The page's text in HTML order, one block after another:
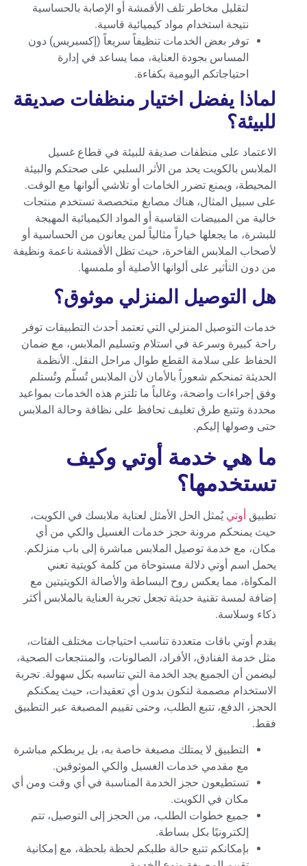
لتقليل مخاطر تلف الأقمشة أو الإصابة بالحساسية
نتيجة استخدام مواد كيميائية قاسية.
توفر بعض الخدمات تنظيفاً سريعاً (إكسبريس) دون
المساس بجودة العناية، مما يساعد في إدارة
احتياجاتكم اليومية بكفاءة.
لماذا يفضل اختيار منظفات صديقة
للبيئة؟
الاعتماد على منظفات صديقة للبيئة في قطاع غسيل
الملابس بالكويت يحد من الأثر السلبي على صحتكم والبيئة
المحيطة، ويمنع تضرر الخامات أو تلاشي ألوانها مع الوقت.
على سبيل المثال، هناك مصابغ متخصصة تستخدم منتجات
خالية من المبيضات القاسية أو المواد الكيميائية المهيجة
للبشرة، ما يجعلها خياراً مثالياً لمن يعانون من الحساسية أو
لأصحاب الملابس الفاخرة، حيث تظل الأقمشة ناعمة ونظيفة
من دون التأثير على ألوانها الأصلية أو ملمسها.
هل التوصيل المنزلي موثوق؟
خدمات التوصيل المنزلي التي تعتمد أحدث التطبيقات توفر
راحة كبيرة وسرعة في استلام وتسليم الملابس، مع ضمان
الحفاظ على سلامة القطع طوال مراحل النقل. الأنظمة
الحديثة تمنحكم شعوراً بالأمان لأن الملابس تُسلّم وتُستلم
وفق إجراءات واضحة، وغالباً ما تلتزم هذه الخدمات بمواعيد
محددة وتتبع طرق تغليف تحافظ على نظافة وحالة الملابس
حتى وصولها إليكم.
ما هي خدمة أوتي وكيف
تستخدمها؟
تطبيق أوتي يُمثل الحل الأمثل لعناية ملابسك في الكويت،
حيث يمنحكم مرونة حجز خدمات الغسيل والكي من أي
مكان، مع خدمة توصيل الملابس مباشرة إلى باب منزلكم.
يحمل اسم أوتي دلالة مستوحاة من كلمة كويتية تعني
المكواة، مما يعكس روح البساطة والأصالة الكويتيتين مع
إضافة لمسة تقنية حديثة تجعل تجربة العناية بالملابس أكثر
ذكاء وسلاسة.
يقدم أوتي باقات متعددة تناسب احتياجات مختلف الفئات،
مثل خدمة الفنادق، الأفراد، الصالونات، والمنتجعات الصحية،
ليضمن أن الجميع يجد الخدمة التي تناسبه بكل سهولة. تجربة
الاستخدام مصممة لتكون بدون أي تعقيدات، حيث يمكنكم
الحجز، الدفع، تتبع الطلب، وحتى تقييم المصبغة عبر التطبيق
فقط.
التطبيق لا يمتلك مصبغة خاصة به، بل يربطكم مباشرة
مع مقدمي خدمات الغسيل والكي الموثوقين.
تستطيعون حجز الخدمة المناسبة في أي وقت ومن أي
مكان في الكويت.
جميع خطوات الطلب، من الحجز إلى التوصيل، تتم
إلكترونيًا بكل بساطة.
بإمكانكم تتبع حالة طلبكم لحظة بلحظة، مع إمكانية